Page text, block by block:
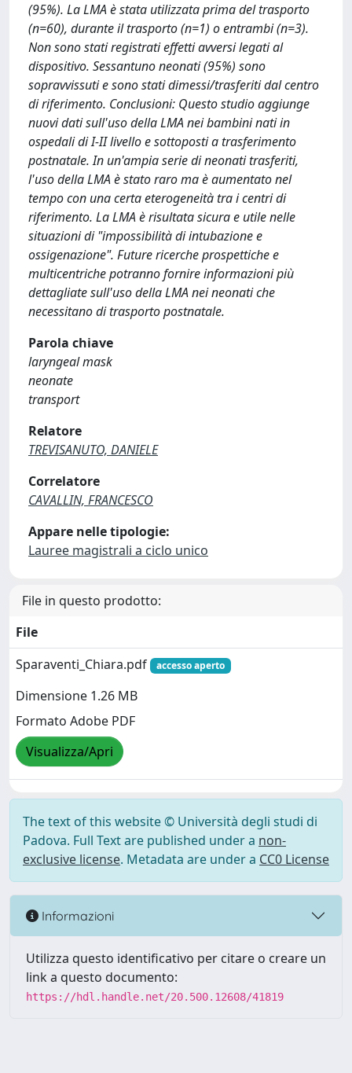
(95%). La LMA è stata utilizzata prima del trasporto
(n=60), durante il trasporto (n=1) o entrambi (n=3).
Non sono stati registrati effetti avversi legati al
dispositivo. Sessantuno neonati (95%) sono
sopravvissuti e sono stati dimessi/trasferiti dal centro
di riferimento. Conclusioni: Questo studio aggiunge
nuovi dati sull'uso della LMA nei bambini nati in
ospedali di I-II livello e sottoposti a trasferimento
postnatale. In un'ampia serie di neonati trasferiti,
l'uso della LMA è stato raro ma è aumentato nel
tempo con una certa eterogeneità tra i centri di
riferimento. La LMA è risultata sicura e utile nelle
situazioni di "impossibilità di intubazione e
ossigenazione". Future ricerche prospettiche e
multicentriche potranno fornire informazioni più
dettagliate sull'uso della LMA nei neonati che
necessitano di trasporto postnatale.
Parola chiave
laryngeal mask
neonate
transport
Relatore
TREVISANUTO, DANIELE
Correlatore
CAVALLIN, FRANCESCO
Appare nelle tipologie:
Lauree magistrali a ciclo unico
File in questo prodotto:
File
Sparaventi_Chiara.pdf
accesso aperto
Dimensione 1.26 MB
Formato Adobe PDF
Visualizza/Apri
The text of this website © Università degli studi di
Padova. Full Text are published under a non-
exclusive license. Metadata are under a CC0 License
Informazioni
Utilizza questo identificativo per citare o creare un
link a questo documento:
https://hdl.handle.net/20.500.12608/41819